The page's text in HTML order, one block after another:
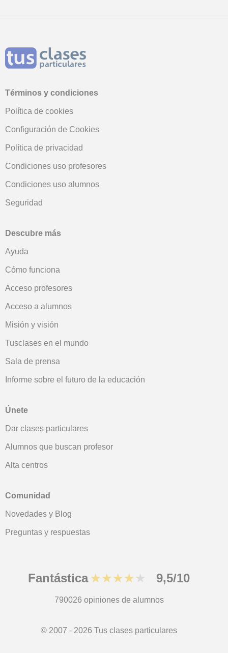
Términos y condiciones
Política de cookies
Configuración de Cookies
Política de privacidad
Condiciones uso profesores
Condiciones uso alumnos
Seguridad
Descubre más
Ayuda
Cómo funciona
Acceso profesores
Acceso a alumnos
Misión y visión
Tusclases en el mundo
Sala de prensa
Informe sobre el futuro de la educación
Únete
Dar clases particulares
Alumnos que buscan profesor
Alta centros
Comunidad
Novedades y Blog
Preguntas y respuestas
Fantástica ★★★★★ 9,5/10
790026 opiniones de alumnos
© 2007 - 2026 Tus clases particulares